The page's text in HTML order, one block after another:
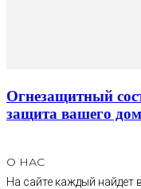
Огнезащитный
защита вашего
О НАС
На сайте каждый найдет